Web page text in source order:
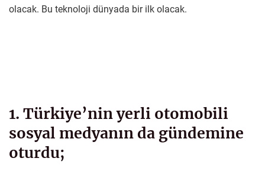
olacak. Bu teknoloji dünyada bir ilk olacak.
1. Türkiye’nin yerli otomobili
sosyal medyanın da gündemine
oturdu;